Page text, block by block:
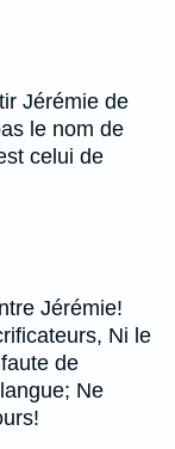
Jérémie de
le nom de
celui de
Jérémie!
Ni le
de
Ne